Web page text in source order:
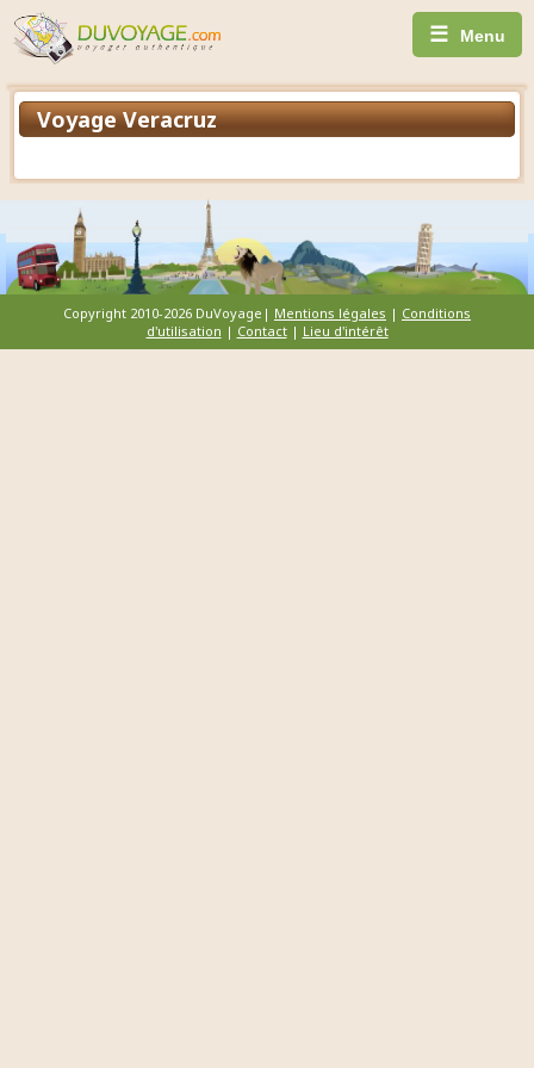
☰ Menu
Voyage Veracruz
Copyright 2010-2026 DuVoyage| Mentions légales | Conditions
d'utilisation | Contact| Lieu d'intérêt